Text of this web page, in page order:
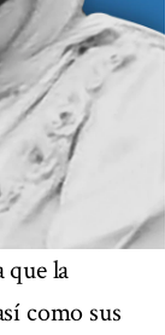
que la
como sus